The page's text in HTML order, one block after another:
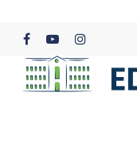
content
facebookyoutubeinstagram